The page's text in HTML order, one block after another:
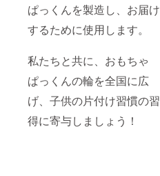
ぱっくんを製造し、お届け
するために使用します。
私たちと共に、おもちゃ
ぱっくんの輪を全国に広
げ、子供の片付け習慣の習
得に寄与しましょう！